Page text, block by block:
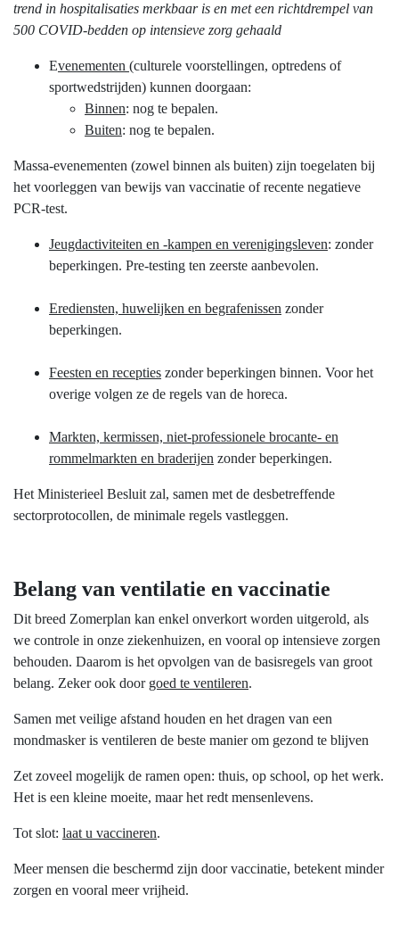
trend in hospitalisaties merkbaar is en met een richtdrempel van
500 COVID-bedden op intensieve zorg gehaald
Evenementen (culturele voorstellingen, optredens of
sportwedstrijden) kunnen doorgaan:
Binnen: nog te bepalen.
Buiten: nog te bepalen.
Massa-evenementen (zowel binnen als buiten) zijn toegelaten bij
het voorleggen van bewijs van vaccinatie of recente negatieve
PCR-test.
Jeugdactiviteiten en -kampen en verenigingsleven: zonder
beperkingen. Pre-testing ten zeerste aanbevolen.
Erediensten, huwelijken en begrafenissen zonder
beperkingen.
Feesten en recepties zonder beperkingen binnen. Voor het
overige volgen ze de regels van de horeca.
Markten, kermissen, niet-professionele brocante- en
rommelmarkten en braderijen zonder beperkingen.
Het Ministerieel Besluit zal, samen met de desbetreffende
sectorprotocollen, de minimale regels vastleggen.
Belang van ventilatie en vaccinatie
Dit breed Zomerplan kan enkel onverkort worden uitgerold, als
we controle in onze ziekenhuizen, en vooral op intensieve zorgen
behouden. Daarom is het opvolgen van de basisregels van groot
belang. Zeker ook door goed te ventileren.
Samen met veilige afstand houden en het dragen van een
mondmasker is ventileren de beste manier om gezond te blijven
Zet zoveel mogelijk de ramen open: thuis, op school, op het werk.
Het is een kleine moeite, maar het redt mensenlevens.
Tot slot: laat u vaccineren.
Meer mensen die beschermd zijn door vaccinatie, betekent minder
zorgen en vooral meer vrijheid.